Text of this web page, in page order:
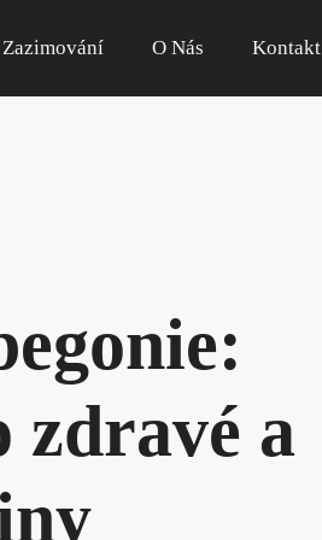
Zazimování O Nás Kontakt
zdravé a